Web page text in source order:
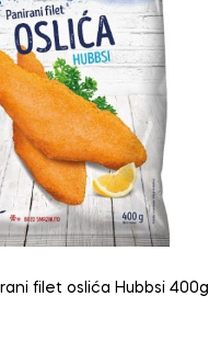
filet oslića Hubbsi 400g